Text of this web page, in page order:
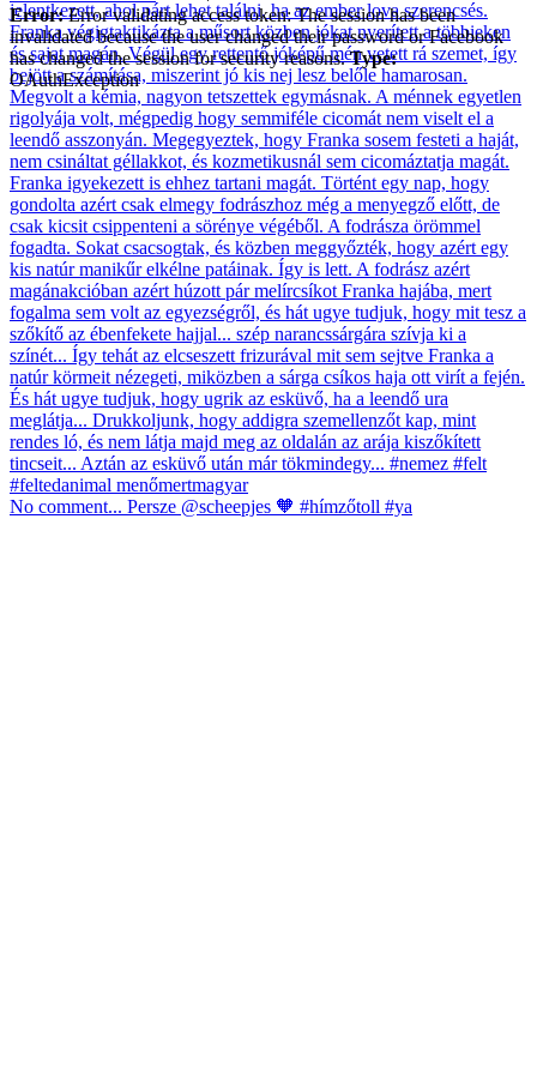
No comment... Persze @scheepjes 🧡 #hímzőtoll #ya
Error:Error validating access token: The session has been
invalidated because the user changed their password or Facebook
has changed the session for security reasons.Type:
OAuthException